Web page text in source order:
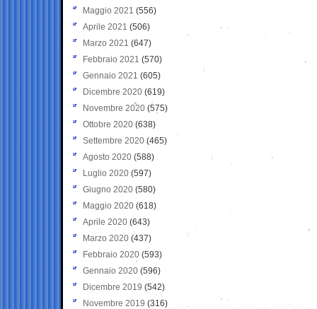
Maggio 2021 (556)
Aprile 2021 (506)
Marzo 2021 (647)
Febbraio 2021 (570)
Gennaio 2021 (605)
Dicembre 2020 (619)
Novembre 2020 (575)
Ottobre 2020 (638)
Settembre 2020(465)
Agosto 2020 (588)
Luglio 2020 (597)
Giugno 2020 (580)
Maggio 2020 (618)
Aprile 2020 (643)
Marzo 2020 (437)
Febbraio 2020 (593)
Gennaio 2020 (596)
Dicembre 2019 (542)
Novembre 2019 (316)